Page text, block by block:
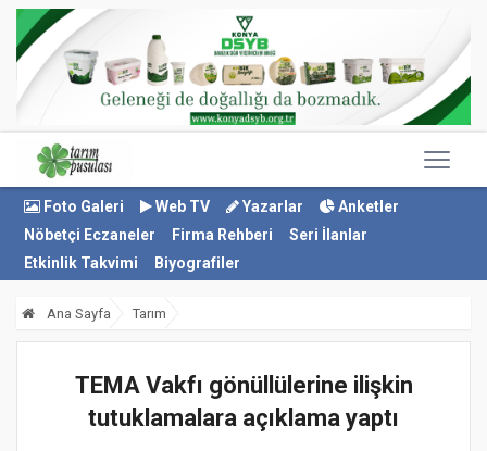
Foto Galeri Web TV Yazarlar
Anketler
Nöbetçi Eczaneler
Firma Rehberi
Seri İlanlar
Etkinlik Takvimi
Biyografiler
Ana Sayfa Tarım
TEMA Vakfı gönüllülerine ilişkin
tutuklamalara açıklama yaptı